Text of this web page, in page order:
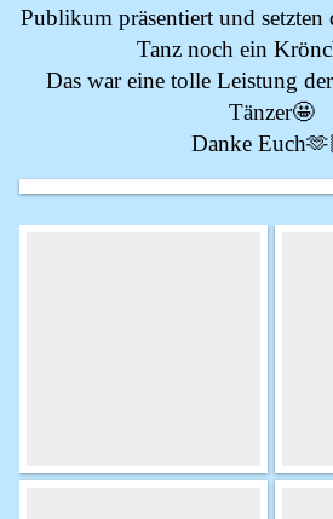
Publikum präsentiert und setzten
Tanz noch ein
Das war eine tolle Leistung
Tänzer🤩
Danke